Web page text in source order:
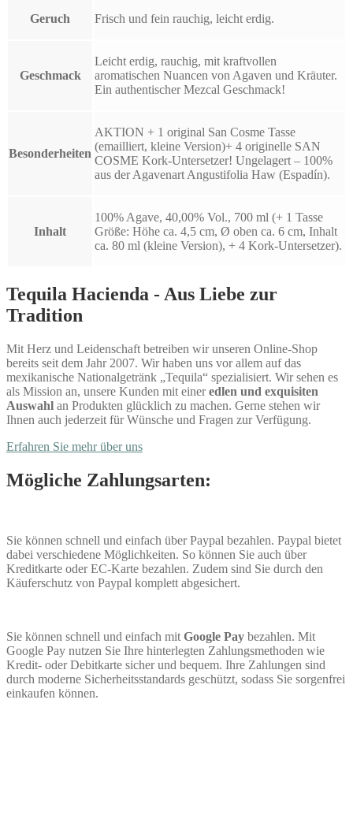
Geruch Frisch und fein rauchig, leicht erdig.
Geschmack
Leicht erdig, rauchig, mit kraftvollen
aromatischen Nuancen von Agaven und Kräuter.
Ein authentischer Mezcal Geschmack!
Besonderheiten
AKTION + 1 original San Cosme Tasse
(emailliert, kleine Version)+ 4 originelle SAN
COSME Kork-Untersetzer! Ungelagert – 100%
aus der Agavenart Angustifolia Haw (Espadín).
Inhalt
100% Agave, 40,00% Vol., 700 ml (+ 1 Tasse
Größe: Höhe ca. 4,5 cm, Ø oben ca. 6 cm, Inhalt
ca. 80 ml (kleine Version), + 4 Kork-Untersetzer).
Tequila Hacienda - Aus Liebe zur
Tradition
Mit Herz und Leidenschaft betreiben wir unseren Online-Shop
bereits seit dem Jahr 2007. Wir haben uns vor allem auf das
mexikanische Nationalgetränk „Tequila“ spezialisiert. Wir sehen es
als Mission an, unsere Kunden mit eineredlen und exquisiten
Auswahl an Produkten glücklich zu machen. Gerne stehen wir
Ihnen auch jederzeit für Wünsche und Fragen zur Verfügung.
Erfahren Sie mehr über uns
Mögliche Zahlungsarten:
Sie können schnell und einfach über Paypal bezahlen. Paypal bietet
dabei verschiedene Möglichkeiten. So können Sie auch über
Kreditkarte oder EC-Karte bezahlen. Zudem sind Sie durch den
Käuferschutz von Paypal komplett abgesichert.
Sie können schnell und einfach mit Google Pay bezahlen. Mit
Google Pay nutzen Sie Ihre hinterlegten Zahlungsmethoden wie
Kredit- oder Debitkarte sicher und bequem. Ihre Zahlungen sind
durch moderne Sicherheitsstandards geschützt, sodass Sie sorgenfrei
einkaufen können.